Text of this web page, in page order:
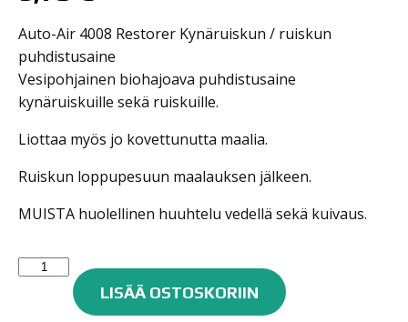
Auto-Air 4008 Restorer Kynäruiskun / ruiskun
puhdistusaine
Vesipohjainen biohajoava puhdistusaine
kynäruiskuille sekä ruiskuille.
Liottaa myös jo kovettunutta maalia.
Ruiskun loppupesuun maalauksen jälkeen.
MUISTA huolellinen huuhtelu vedellä sekä kuivaus.
AUTO-
LISÄÄ OSTOSKORIIN